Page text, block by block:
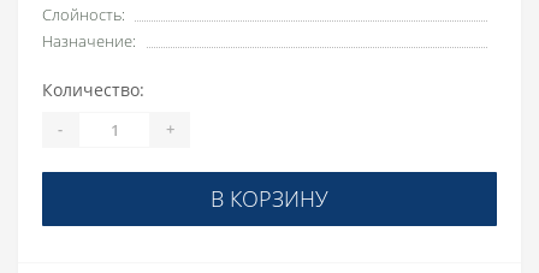
Слойность:
Назначение:
Количество:
- +
В КОРЗИНУ